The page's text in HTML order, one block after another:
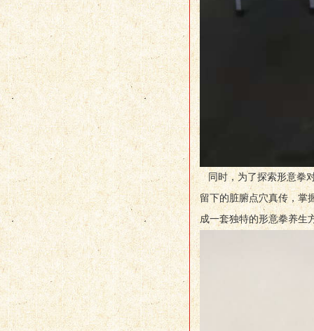
同时，为了探索形意拳对
留下的脏腑点穴真传，掌
成一套独特的形意拳养生